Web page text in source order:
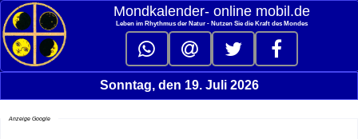
Mondkalender‑ online mobil.de
Leben im Rhythmus der Natur - Nutzen Sie die Kraft des Mondes
Sonntag, den 19. Juli 2026
Anzeige Google